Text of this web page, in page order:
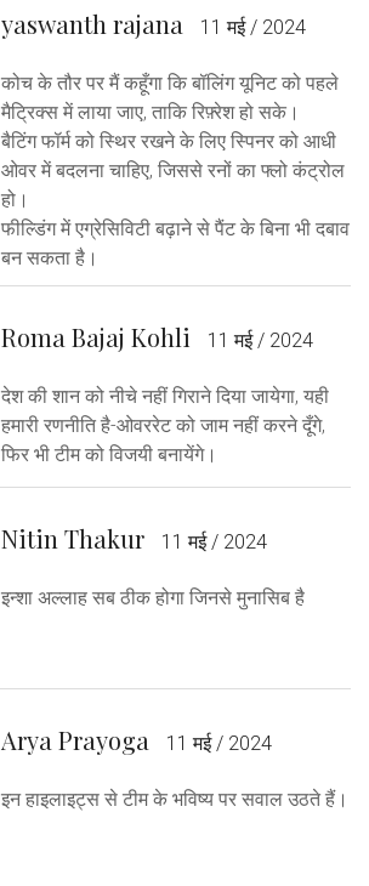
yaswanth rajana 11 मई / 2024
कोच के तौर पर मैं कहूँगा कि बॉलिंग यूनिट को पहले
मैट्रिक्स में लाया जाए, ताकि रिफ़्रेश हो सके।
बैटिंग फॉर्म को स्थिर रखने के लिए स्पिनर को आधी
ओवर में बदलना चाहिए, जिससे रनों का फ्लो कंट्रोल
हो।
फील्डिंग में एग्रेसिविटी बढ़ाने से पैंट के बिना भी दबाव
बन सकता है।
Roma Bajaj Kohli 11 मई / 2024
देश की शान को नीचे नहीं गिराने दिया जायेगा, यही
हमारी रणनीति है-ओवररेट को जाम नहीं करने दूँगे,
फिर भी टीम को विजयी बनायेंगे।
Nitin Thakur 11 मई / 2024
इन्शा अल्लाह सब ठीक होगा जिनसे मुनासिब है
Arya Prayoga 11 मई / 2024
इन हाइलाइट्स से टीम के भविष्य पर सवाल उठते हैं।